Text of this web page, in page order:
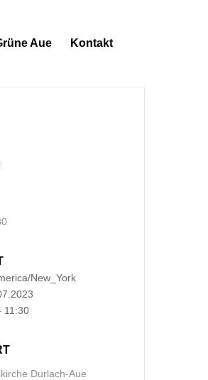
Aue Kontakt
New_York
11:30
Durlach-Aue